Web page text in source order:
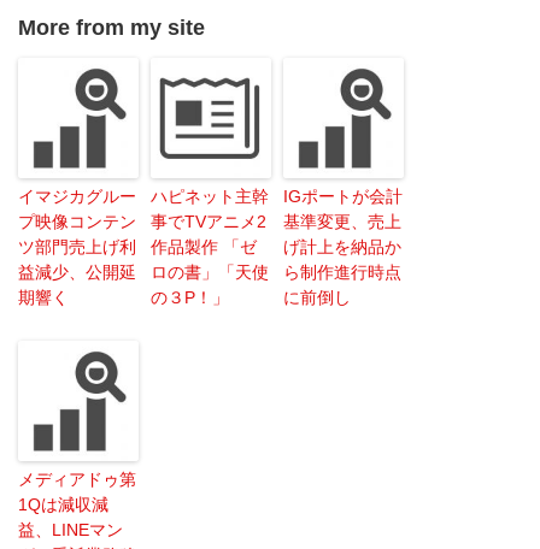
More from my site
イマジカグルー
プ映像コンテン
ツ部門売上げ利
益減少、公開延
期響く
ハピネット主幹
事でTVアニメ2
作品製作 「ゼ
ロの書」「天使
の３P！」
IGポートが会計
基準変更、売上
げ計上を納品か
ら制作進行時点
に前倒し
メディアドゥ第
1Qは減収減
益、LINEマン